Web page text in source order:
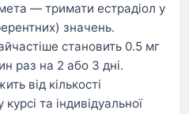
— тримати естрадіол у
значень.
становить 0.5 мг
раз на 2 або 3 дні.
від кількості
та індивідуальної